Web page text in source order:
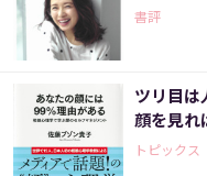
書評
ツリ目は
顔を見れ
トピックス